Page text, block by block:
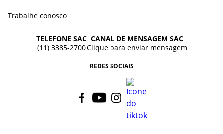
Trabalhe conosco
TELEFONE SAC
(11) 3385-2700
CANAL DE MENSAGEM SAC
Clique para enviar mensagem
REDES SOCIAIS